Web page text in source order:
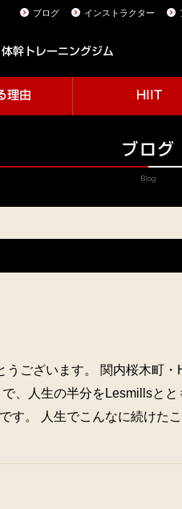
幹トレーニングジム
ブログ インストラクター
理由 HIIT
ブログ
Blog
ございます。 関内桜木町・
、人生の半分をLesmillsとと
す。 人生でこんなに続けた